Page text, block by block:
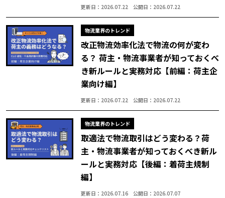
更新日：2026.07.22 公開日：2026.07.22
物流業界のトレンド
改正物流効率化法で物流の何が変わ
る？ 荷主・物流事業者が知っておくべ
き新ルールと実務対応【前編：荷主企
業向け編】
更新日：2026.07.22 公開日：2026.07.22
物流業界のトレンド
取適法で物流取引はどう変わる？荷
主・物流事業者が知っておくべき新ル
ールと実務対応【後編：着荷主規制
編】
更新日：2026.07.16 公開日：2026.07.07